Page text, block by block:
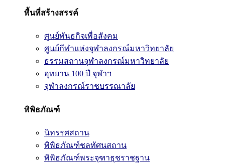
พื้นที่สร้างสรรค์
ศูนย์พันธกิจเพื่อสังคม
ศูนย์กีฬาแห่งจุฬาลงกรณ์มหาวิทยาลัย
ธรรมสถานจุฬาลงกรณ์มหาวิทยาลัย
อุทยาน 100 ปี จุฬาฯ
จุฬาลงกรณ์ราชบรรณาลัย
พิพิธภัณฑ์
นิทรรศสถาน
พิพิธภัณฑ์ชลทัศนสถาน
พิพิธภัณฑ์พระจุฑาธุชราชฐาน